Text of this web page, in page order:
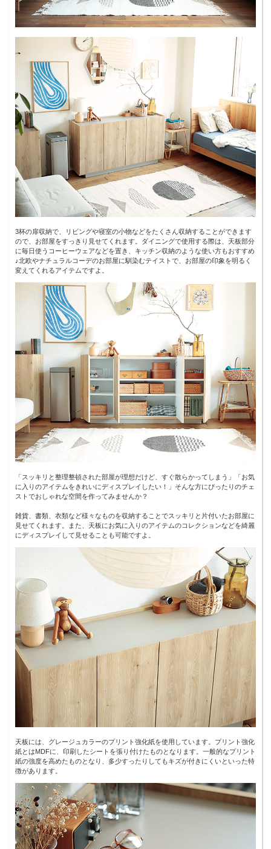
3杯の扉収納で、リビングや寝室の小物などをたくさん収納することができます
ので、お部屋をすっきり見せてくれます。ダイニングで使用する際は、天板部分
に毎日使うコーヒーウェアなどを置き、キッチン収納のような使い方もおすすめ
♪北欧やナチュラルコーデのお部屋に馴染むテイストで、お部屋の印象を明るく
変えてくれるアイテムですよ。
「スッキリと整理整頓された部屋が理想だけど、すぐ散らかってしまう」「お気
に入りのアイテムをきれいにディスプレイしたい！」そんな方にぴったりのチェ
ストでおしゃれな空間を作ってみませんか？
雑貨、書類、衣類など様々なものを収納することでスッキリと片付いたお部屋に
見せてくれます。また、天板にお気に入りのアイテムのコレクションなどを綺麗
にディスプレイして見せることも可能ですよ。
天板には、グレージュカラーのプリント強化紙を使用しています。プリント強化
紙とはMDFに、印刷したシートを張り付けたものとなります。一般的なプリント
紙の強度を高めたものとなり、多少すったりしてもキズが付きにくいといった特
徴があります。